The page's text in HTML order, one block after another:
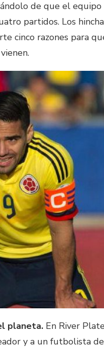
de que el equipo
partidos. Los
cinco razones para
planeta. En River
y a un futbolista de